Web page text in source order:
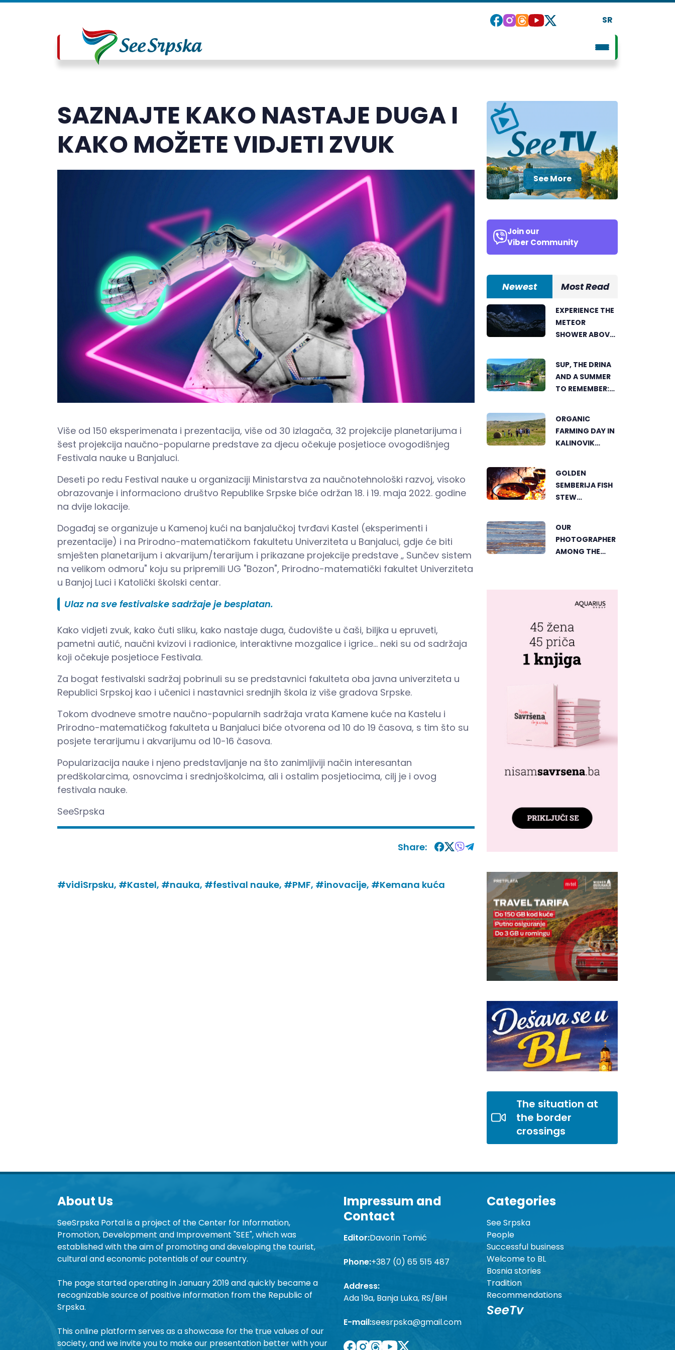
SR
SAZNAJTE KAKO NASTAJE DUGA I
KAKO MOŽETE VIDJETI ZVUK
Više od 150 eksperimenata i prezentacija, više od 30 izlagača, 32 projekcije planetarijuma i
šest projekcija naučno-popularne predstave za djecu očekuje posjetioce ovogodišnjeg
Festivala nauke u Banjaluci.
Deseti po redu Festival nauke u organizaciji Ministarstva za naučnotehnološki razvoj, visoko
obrazovanje i informaciono društvo Republike Srpske biće održan 18. i 19. maja 2022. godine
na dvije lokacije.
Događaj se organizuje u Kamenoj kući na banjalučkoj tvrđavi Kastel (eksperimenti i
prezentacije) i na Prirodno-matematičkom fakultetu Univerziteta u Banjaluci, gdje će biti
smješten planetarijum i akvarijum/terarijum i prikazane projekcije predstave „ Sunčev sistem
na velikom odmoru" koju su pripremili UG "Bozon", Prirodno-matematički fakultet Univerziteta
u Banjoj Luci i Katolički školski centar.
Ulaz na sve festivalske sadržaje je besplatan.
Kako vidjeti zvuk, kako čuti sliku, kako nastaje duga, čudovište u čaši, biljka u epruveti,
pametni autić, naučni kvizovi i radionice, interaktivne mozgalice i igrice... neki su od sadržaja
koji očekuje posjetioce Festivala.
Za bogat festivalski sadržaj pobrinuli su se predstavnici fakulteta oba javna univerziteta u
Republici Srpskoj kao i učenici i nastavnici srednjih škola iz više gradova Srpske.
Tokom dvodneve smotre naučno-popularnih sadržaja vrata Kamene kuće na Kastelu i
Prirodno-matematičkog fakulteta u Banjaluci biće otvorena od 10 do 19 časova, s tim što su
posjete terarijumu i akvarijumu od 10-16 časova.
Popularizacija nauke i njeno predstavljanje na što zanimljiviji način interesantan
predškolarcima, osnovcima i srednjoškolcima, ali i ostalim posjetiocima, cilj je i ovog
festivala nauke.
SeeSrpska
Share:
#vidiSrpsku, #Kastel, #nauka, #festival nauke, #PMF, #inovacije, #Kemana kuća
See More
Join our
Viber Community
Newest Most Read
EXPERIENCE THE
METEOR
SHOWER ABOVE
SUP, THE DRINA
AND A SUMMER
TO REMEMBER:
HEART OF
VIŠEGRAD
ORGANIC
FARMING DAY IN
KALINOVIK
SUCCESS OF
SUSTAINABLE
AGRICULTURE
GOLDEN
SEMBERIJA FISH
STEW
TOGETHER
FOOD LOVERS IN
DVOROVI
OUR
PHOTOGRAPHER
AMONG THE
GREENSTORM
PHOTOGRAPHY
FESTIVAL IN
MONGOLIA
The situation at
the border
crossings
About Us
SeeSrpska Portal is a project of the Center for Information,
Promotion, Development and Improvement "SEE", which was
established with the aim of promoting and developing the tourist,
cultural and economic potentials of our country.
The page started operating in January 2019 and quickly became a
recognizable source of positive information from the Republic of
Srpska.
This online platform serves as a showcase for the true values of our
society, and we invite you to make our presentation better with your
Impressum and
Contact
Editor:Davorin Tomić
Phone:+387 (0) 65 515 487
Address:
Ada 19a, Banja Luka, RS/BiH
E-mail:seesrpska@gmail.com
Categories
See Srpska
People
Successful business
Welcome to BL
Bosnia stories
Tradition
Recommendations
SeeTv